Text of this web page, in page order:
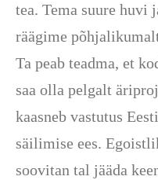
tea. Tema suure huvi
räägime
Ta peab teadma, et
saa olla pelgalt
kaasneb vastutus
säilimise ees.
soovitan tal jääda